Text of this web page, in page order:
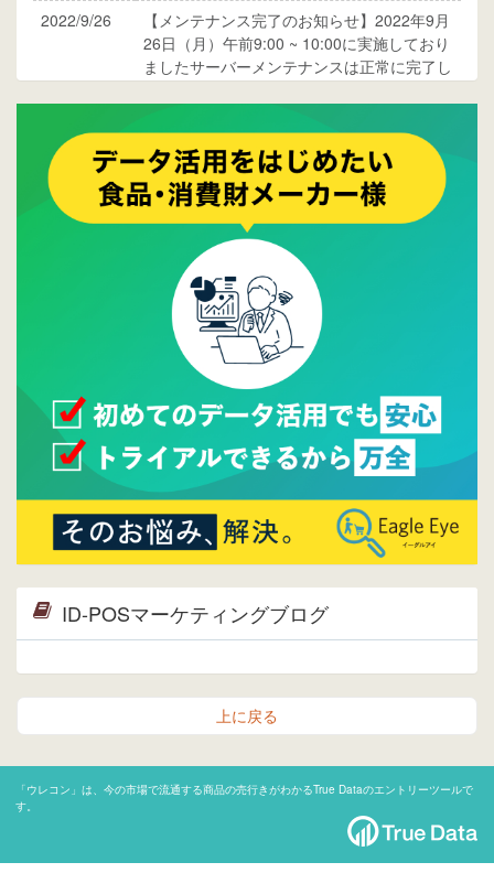
2022/9/26
【メンテナンス完了のお知らせ】2022年9月
26日（月）午前9:00 ~ 10:00に実施しており
ましたサーバーメンテナンスは正常に完了し
ご覧ください。
2015/10/19
ウレコンのサイト機能を大幅バージョンアッ
プ。詳細はこちら。⇒告知ページへ
2015/09/28
ウレコンが機能拡充し、サイトリニューアル
しました。⇒
ウレコンFacebook
Facebookページを開設しました。詳細は
ら。
ウレコンサイトリリースしました。
ID-POSマーケティングブログ
上に戻る
「ウレコン」は、今の市場で流通する商品の売行きがわかるTrue Dataのエントリーツールで
す。